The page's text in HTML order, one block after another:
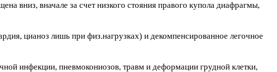
вниз, вначале за счет низкого стояния правого купола диафрагмы,
цианоз лишь при физ.нагрузках) и декомпенсированное легочное
инфекции, пневмокониозов, травм и деформации грудной клетки,